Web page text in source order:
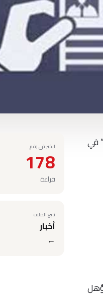
في
جدا المؤهل
الخبر في رقم
178
قراءة
تابع الملف
أخبار
←